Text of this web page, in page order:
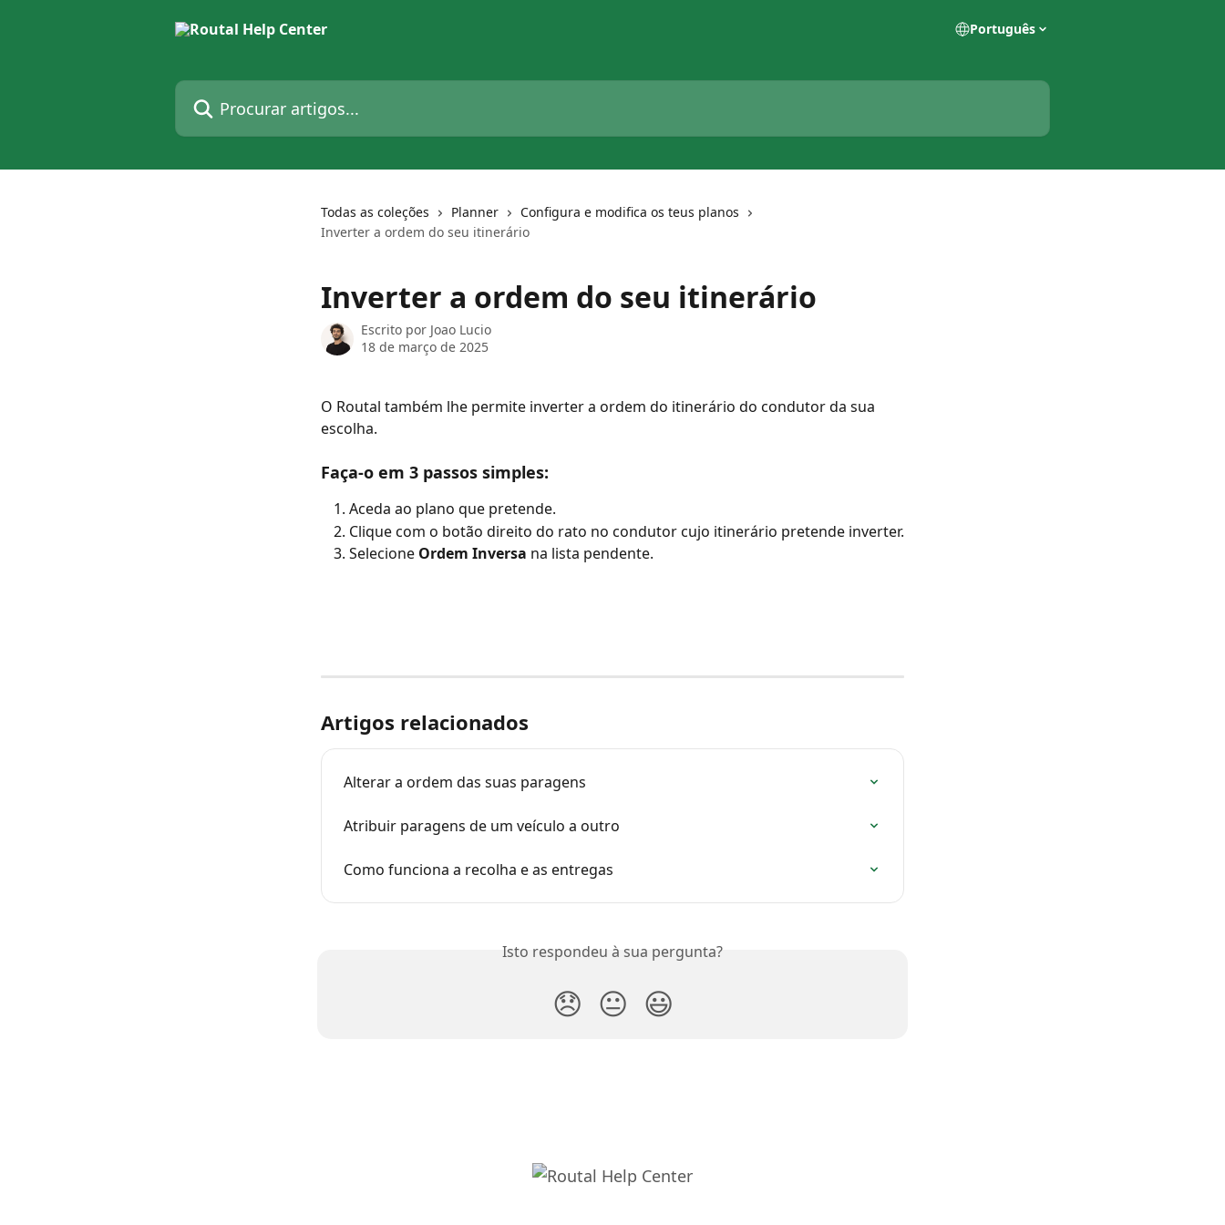
Português
Procurar artigos...
Todas as coleções Planner
Configura e modifica os teus planos
Inverter a ordem do seu itinerário
Inverter a ordem do seu itinerário
Escrito por Joao Lucio
18 de março de 2025
O Routal também lhe permite inverter a ordem do itinerário do condutor da sua
escolha.
Faça-o em 3 passos simples:
Aceda ao plano que pretende.
Clique com o botão direito do rato no condutor cujo itinerário pretende inverter.
Selecione Ordem Inversa na lista pendente.
Artigos relacionados
Alterar a ordem das suas paragens
Atribuir paragens de um veículo a outro
Como funciona a recolha e as entregas
Isto respondeu à sua pergunta?
😞 😐 😃